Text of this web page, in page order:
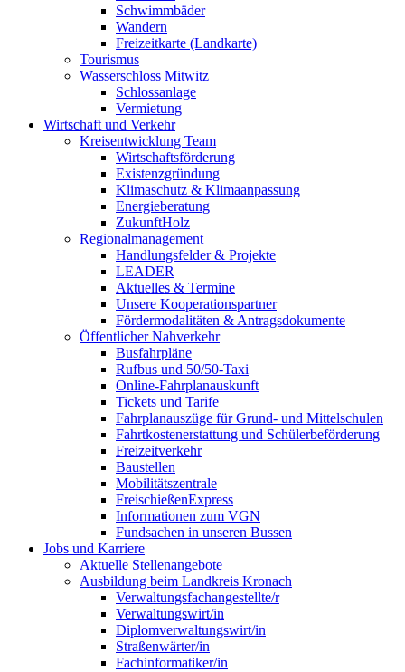
Schwimmbäder
Wandern
Freizeitkarte (Landkarte)
Tourismus
Wasserschloss Mitwitz
Schlossanlage
Vermietung
Wirtschaft und Verkehr
Kreisentwicklung Team
Wirtschaftsförderung
Existenzgründung
Klimaschutz & Klimaanpassung
Energieberatung
ZukunftHolz
Regionalmanagement
Handlungsfelder & Projekte
LEADER
Aktuelles & Termine
Unsere Kooperationspartner
Fördermodalitäten & Antragsdokumente
Öffentlicher Nahverkehr
Busfahrpläne
Rufbus und 50/50-Taxi
Online-Fahrplanauskunft
Tickets und Tarife
Fahrplanauszüge für Grund- und Mittelschulen
Fahrtkostenerstattung und Schülerbeförderung
Freizeitverkehr
Baustellen
Mobilitätszentrale
FreischießenExpress
Informationen zum VGN
Fundsachen in unseren Bussen
Jobs und Karriere
Aktuelle Stellenangebote
Ausbildung beim Landkreis Kronach
Verwaltungsfachangestellte/r
Verwaltungswirt/in
Diplomverwaltungswirt/in
Straßenwärter/in
Fachinformatiker/in